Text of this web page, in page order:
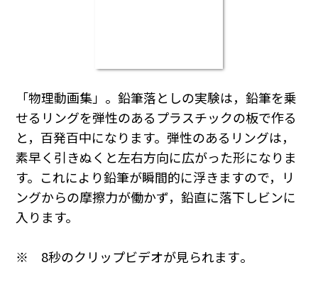
「物理動画集」。鉛筆落としの実験は，鉛筆を乗
せるリングを弾性のあるプラスチックの板で作る
と，百発百中になります。弾性のあるリングは，
素早く引きぬくと左右方向に広がった形になりま
す。これにより鉛筆が瞬間的に浮きますので，リ
ングからの摩擦力が働かず，鉛直に落下しビンに
入ります。
※ 8秒のクリップビデオが見られます｡